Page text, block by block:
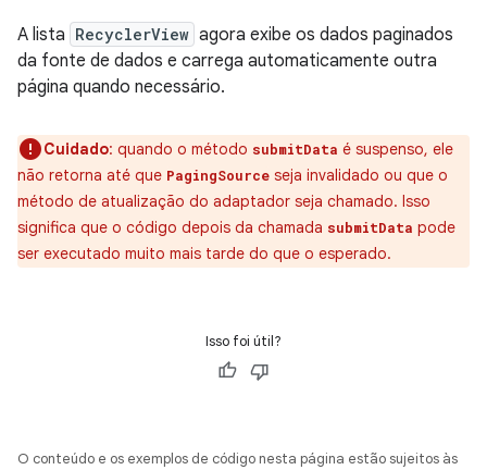
A lista RecyclerView agora exibe os dados paginados
da fonte de dados e carrega automaticamente outra
página quando necessário.
Cuidado: quando o método submitData é suspenso, ele
não retorna até que PagingSource seja invalidado ou que o
método de atualização do adaptador seja chamado. Isso
significa que o código depois da chamada submitData pode
ser executado muito mais tarde do que o esperado.
Isso foi útil?
O conteúdo e os exemplos de código nesta página estão sujeitos às